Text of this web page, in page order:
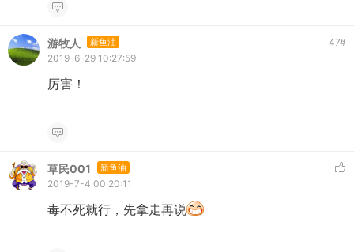
游牧人 新鱼油 47#
2019-6-29 10:27:59
厉害！
草民001 新鱼油
2019-7-4 00:20:11
毒不死就行，先拿走再说